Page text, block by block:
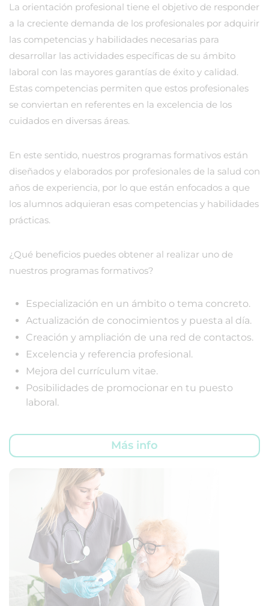
La orientación profesional tiene el objetivo de responder
a la creciente demanda de los profesionales por adquirir
las competencias y habilidades necesarias para
desarrollar las actividades específicas de su ámbito
laboral con las mayores garantías de éxito y calidad.
Estas competencias permiten que estos profesionales
se conviertan en referentes en la excelencia de los
cuidados en diversas áreas.
En este sentido, nuestros programas formativos están
diseñados y elaborados por profesionales de la salud con
años de experiencia, por lo que están enfocados a que
los alumnos adquieran esas competencias y habilidades
prácticas.
¿Qué beneficios puedes obtener al realizar uno de
nuestros programas formativos?
Especialización en un ámbito o tema concreto.
Actualización de conocimientos y puesta al día.
Creación y ampliación de una red de contactos.
Excelencia y referencia profesional.
Mejora del currículum vitae.
Posibilidades de promocionar en tu puesto
laboral.
Más info